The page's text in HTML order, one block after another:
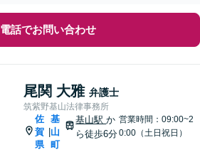
電話でお問い合わせ
尾関 大雅 弁護士
筑紫野基山法律事務所
佐
賀
県
基
山
町
基山駅か
ら徒歩6分
営業時間：09:00~2
0:00（土日祝日）